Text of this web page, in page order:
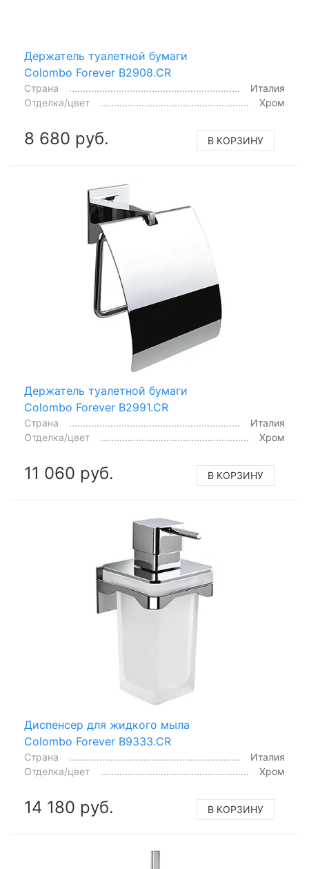
Держатель туалетной бумаги
Colombo Forever B2908.CR
Страна
Италия
Отделка/цвет
Хром
8 680 руб. В КОРЗИНУ
Держатель туалетной бумаги
Colombo Forever B2991.CR
Страна
Италия
Отделка/цвет
Хром
11 060 руб. В КОРЗИНУ
Диспенсер для жидкого мыла
Colombo Forever B9333.CR
Страна
Италия
Отделка/цвет
Хром
14 180 руб. В КОРЗИНУ